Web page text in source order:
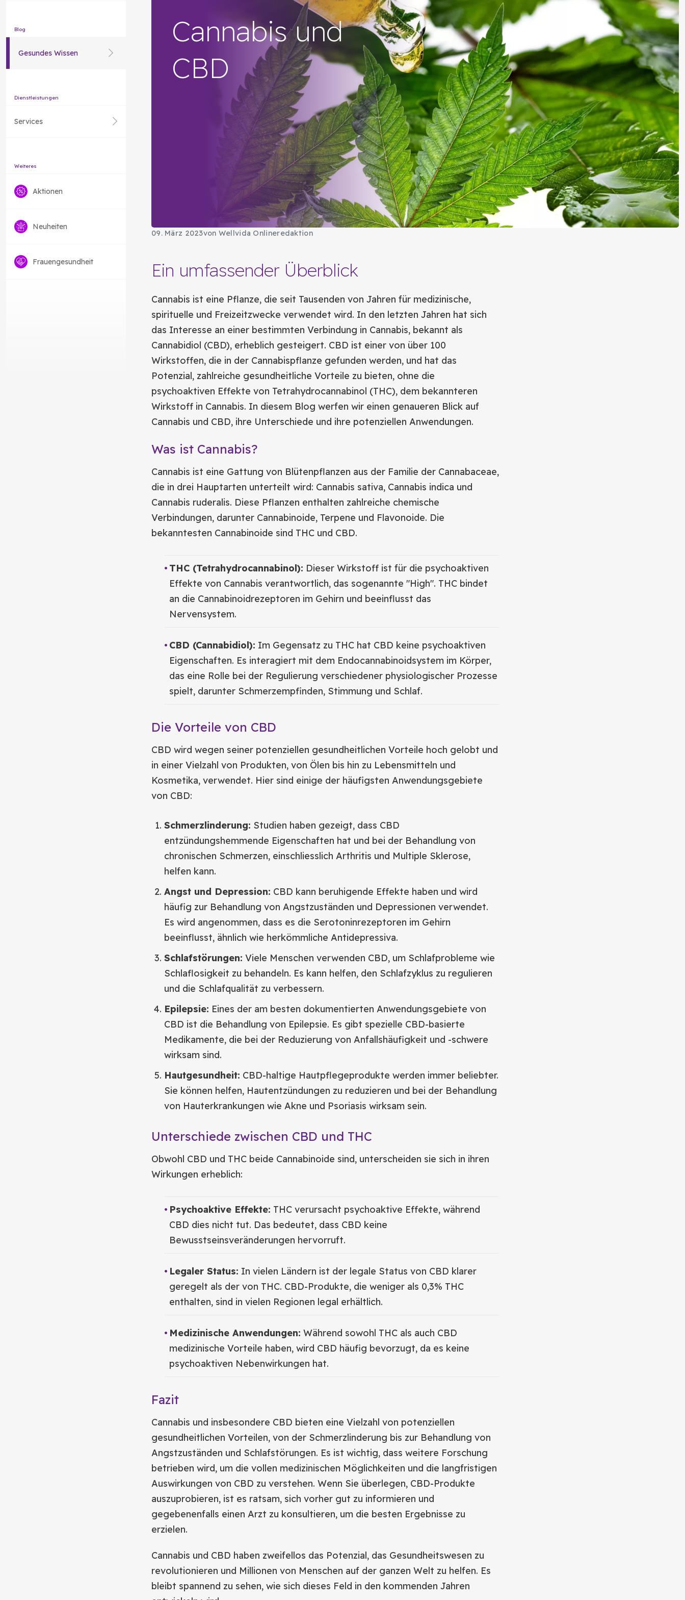
Blog
Gesundes Wissen
Dienstleistungen
Services
Weiteres
Aktionen
Neuheiten
Frauengesundheit
Cannabis und
CBD
09. März 2023von Wellvida Onlineredaktion
Ein umfassender Überblick
Cannabis ist eine Pflanze, die seit Tausenden von Jahren für medizinische,
spirituelle und Freizeitzwecke verwendet wird. In den letzten Jahren hat sich
das Interesse an einer bestimmten Verbindung in Cannabis, bekannt als
Cannabidiol (CBD), erheblich gesteigert. CBD ist einer von über 100
Wirkstoffen, die in der Cannabispflanze gefunden werden, und hat das
Potenzial, zahlreiche gesundheitliche Vorteile zu bieten, ohne die
psychoaktiven Effekte von Tetrahydrocannabinol (THC), dem bekannteren
Wirkstoff in Cannabis. In diesem Blog werfen wir einen genaueren Blick auf
Cannabis und CBD, ihre Unterschiede und ihre potenziellen Anwendungen.
Was ist Cannabis?
Cannabis ist eine Gattung von Blütenpflanzen aus der Familie der Cannabaceae,
die in drei Hauptarten unterteilt wird: Cannabis sativa, Cannabis indica und
Cannabis ruderalis. Diese Pflanzen enthalten zahlreiche chemische
Verbindungen, darunter Cannabinoide, Terpene und Flavonoide. Die
bekanntesten Cannabinoide sind THC und CBD.
THC (Tetrahydrocannabinol): Dieser Wirkstoff ist für die psychoaktiven
Effekte von Cannabis verantwortlich, das sogenannte "High". THC bindet
an die Cannabinoidrezeptoren im Gehirn und beeinflusst das
Nervensystem.
CBD (Cannabidiol): Im Gegensatz zu THC hat CBD keine psychoaktiven
Eigenschaften. Es interagiert mit dem Endocannabinoidsystem im Körper,
das eine Rolle bei der Regulierung verschiedener physiologischer Prozesse
spielt, darunter Schmerzempfinden, Stimmung und Schlaf.
Die Vorteile von CBD
CBD wird wegen seiner potenziellen gesundheitlichen Vorteile hoch gelobt und
in einer Vielzahl von Produkten, von Ölen bis hin zu Lebensmitteln und
Kosmetika, verwendet. Hier sind einige der häufigsten Anwendungsgebiete
von CBD:
Schmerzlinderung: Studien haben gezeigt, dass CBD
entzündungshemmende Eigenschaften hat und bei der Behandlung von
chronischen Schmerzen, einschliesslich Arthritis und Multiple Sklerose,
helfen kann.
Angst und Depression: CBD kann beruhigende Effekte haben und wird
häufig zur Behandlung von Angstzuständen und Depressionen verwendet.
Es wird angenommen, dass es die Serotoninrezeptoren im Gehirn
beeinflusst, ähnlich wie herkömmliche Antidepressiva.
Schlafstörungen: Viele Menschen verwenden CBD, um Schlafprobleme wie
Schlaflosigkeit zu behandeln. Es kann helfen, den Schlafzyklus zu regulieren
und die Schlafqualität zu verbessern.
Epilepsie: Eines der am besten dokumentierten Anwendungsgebiete von
CBD ist die Behandlung von Epilepsie. Es gibt spezielle CBD-basierte
Medikamente, die bei der Reduzierung von Anfallshäufigkeit und -schwere
wirksam sind.
Hautgesundheit: CBD-haltige Hautpflegeprodukte werden immer beliebter.
Sie können helfen, Hautentzündungen zu reduzieren und bei der Behandlung
von Hauterkrankungen wie Akne und Psoriasis wirksam sein.
Unterschiede zwischen CBD und THC
Obwohl CBD und THC beide Cannabinoide sind, unterscheiden sie sich in ihren
Wirkungen erheblich:
Psychoaktive Effekte: THC verursacht psychoaktive Effekte, während
CBD dies nicht tut. Das bedeutet, dass CBD keine
Bewusstseinsveränderungen hervorruft.
Legaler Status: In vielen Ländern ist der legale Status von CBD klarer
geregelt als der von THC. CBD-Produkte, die weniger als 0,3% THC
enthalten, sind in vielen Regionen legal erhältlich.
Medizinische Anwendungen: Während sowohl THC als auch CBD
medizinische Vorteile haben, wird CBD häufig bevorzugt, da es keine
psychoaktiven Nebenwirkungen hat.
Fazit
Cannabis und insbesondere CBD bieten eine Vielzahl von potenziellen
gesundheitlichen Vorteilen, von der Schmerzlinderung bis zur Behandlung von
Angstzuständen und Schlafstörungen. Es ist wichtig, dass weitere Forschung
betrieben wird, um die vollen medizinischen Möglichkeiten und die langfristigen
Auswirkungen von CBD zu verstehen. Wenn Sie überlegen, CBD-Produkte
auszuprobieren, ist es ratsam, sich vorher gut zu informieren und
gegebenenfalls einen Arzt zu konsultieren, um die besten Ergebnisse zu
erzielen.
Cannabis und CBD haben zweifellos das Potenzial, das Gesundheitswesen zu
revolutionieren und Millionen von Menschen auf der ganzen Welt zu helfen. Es
bleibt spannend zu sehen, wie sich dieses Feld in den kommenden Jahren